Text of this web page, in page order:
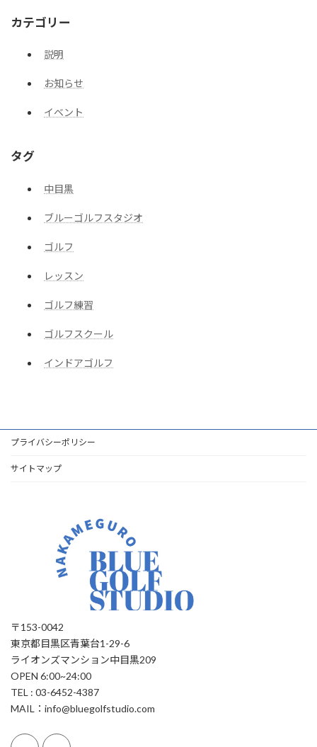
カテゴリー
説明
お知らせ
イベント
タグ
中目黒
ブルーゴルフスタジオ
ゴルフ
レッスン
ゴルフ練習
ゴルフスクール
インドアゴルフ
プライバシーポリシー
サイトマップ
〒153-0042
東京都目黒区青葉台1-29-6
ライオンズマンション中目黒209
OPEN 6:00~24:00
TEL : 03-6452-4387
MAIL：info@bluegolfstudio.com